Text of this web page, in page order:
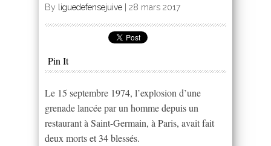
By liguedefensejuive 28 mars 2017
Pin It
Le 15 septembre 1974, l’explosion d’une
grenade lancée par un homme depuis un
restaurant à Saint-Germain, à Paris, avait fait
deux morts et 34 blessés.